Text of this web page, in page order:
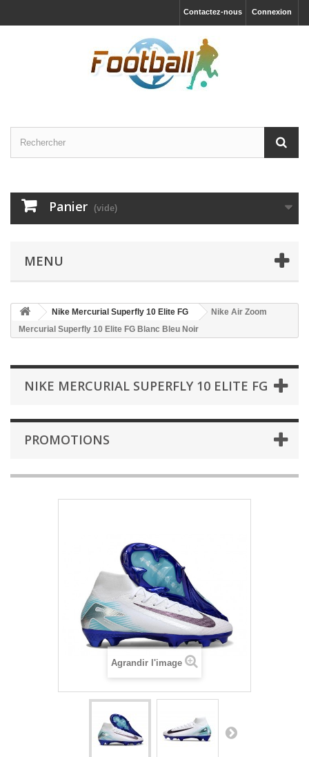
Connexion
Contactez-nous
Panier (vide)
MENU
Nike Mercurial Superfly 10 Elite FG
Nike Air Zoom
Mercurial Superfly 10 Elite FG Blanc Bleu Noir
NIKE MERCURIAL SUPERFLY 10 ELITE FG
PROMOTIONS
Agrandir l'image